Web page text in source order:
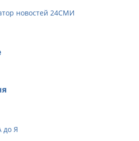
новостей 24СМИ
до Я